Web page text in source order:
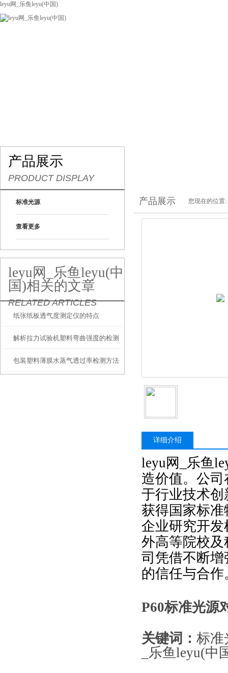
leyu网_乐鱼leyu(中国)
产品展示
PRODUCT DISPLAY
标准光源
查看更多
leyu网_乐鱼leyu(中
国)相关的文章
RELATED ARTICLES
纸张纸板透气度测定仪的特点
解析拉力试验机塑料弯曲强度的检测
包装塑料薄膜水蒸气透过率检测方法
产品展示 您现在的位置:
详细介绍
leyu网_乐鱼
造价值。公
于行业技术创
获得国家标
企业研究开
外高等院校
司凭借不断
的信任与合作
P60标准光源
关键词： 标准
_乐鱼leyu(中